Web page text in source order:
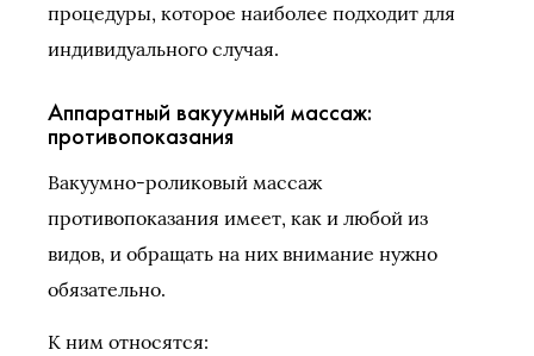
процедуры, которое наиболее подходит для
индивидуального случая.
Аппаратный вакуумный массаж:
противопоказания
Вакуумно-роликовый массаж
противопоказания имеет, как и любой из
видов, и обращать на них внимание нужно
обязательно.
К ним относятся: